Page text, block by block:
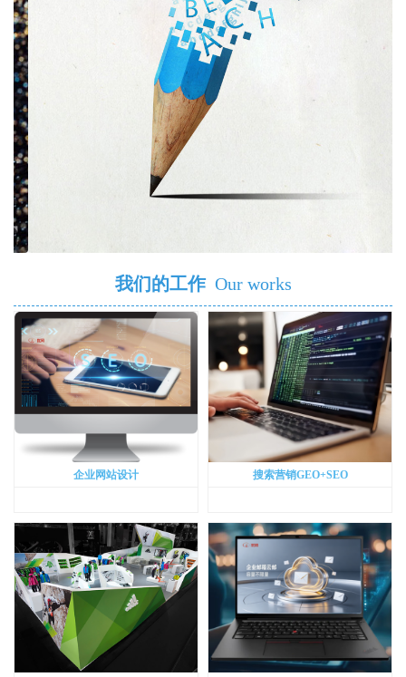
我们的工作 Our works
企业网站设计 搜索营销GEO+SEO